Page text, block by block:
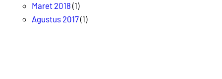
Maret 2018 (1)
Agustus 2017(1)